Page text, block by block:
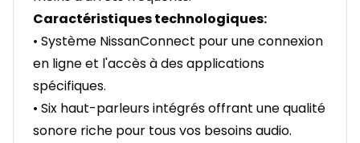
Caractéristiques technologiques:
• Système NissanConnect pour une connexion
en ligne et l'accès à des applications
spécifiques.
• Six haut-parleurs intégrés offrant une qualité
sonore riche pour tous vos besoins audio.